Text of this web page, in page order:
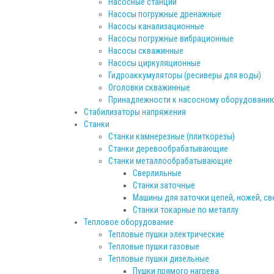
Насосы погружные дренажные
Насосы канализационные
Насосы погружные вибрационные
Насосы скважинные
Насосы циркуляционные
Гидроаккумуляторы (ресиверы для воды)
Оголовки скважинные
Принадлежности к насосному
Стабилизаторы напряжения
Станки
Станки камнерезные (плиткорезы)
Станки деревообрабатывающие
Станки металлообрабатывающие
Сверлильные
Станки заточные
Машины для заточки цепей, ножей,
Станки токарные по металлу
Тепловое оборудование
Тепловые пушки электрические
Тепловые пушки газовые
Тепловые пушки дизельные
Пушки прямого нагрева